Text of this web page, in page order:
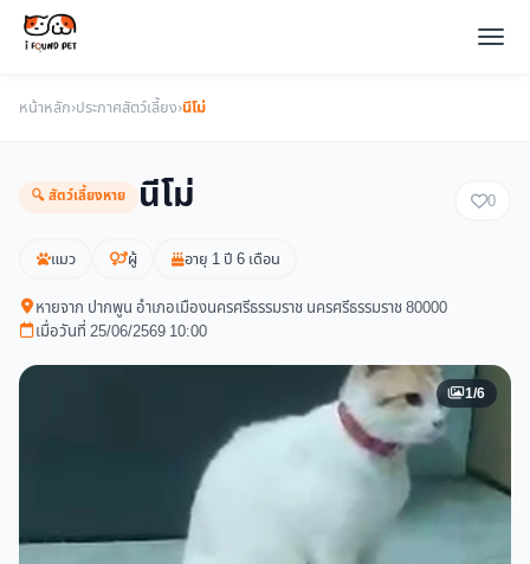
หน้าหลัก›ประกาศสัตว์เลี้ยง›นีโม่
🔍 สัตว์เลี้ยงหาย นีโม่ 0
แมว ผู้ อายุ 1 ปี 6 เดือน
หายจาก ปากพูน อำเภอเมืองนครศรีธรรมราช นครศรีธรรมราช 80000
เมื่อวันที่ 25/06/2569 10:00
1/6